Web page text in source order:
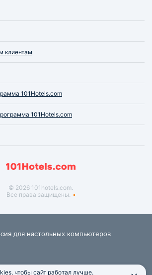
клиентам
101Hotels.com
101Hotels.com
© 2026 101hotels.com.
Все права защищены.
для настольных компьютеров
чтобы сайт работал лучше.